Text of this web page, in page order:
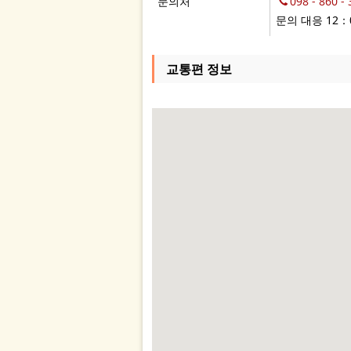
문의 대응 12
교통편 정보